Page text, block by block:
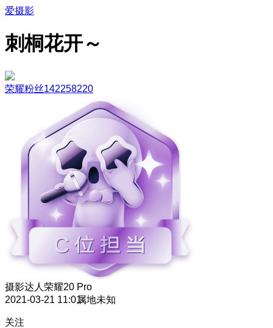
爱摄影
刺桐花开～
荣耀粉丝142258220
摄影达人 荣耀20 Pro
2021-03-21 11:01属地未知
关注